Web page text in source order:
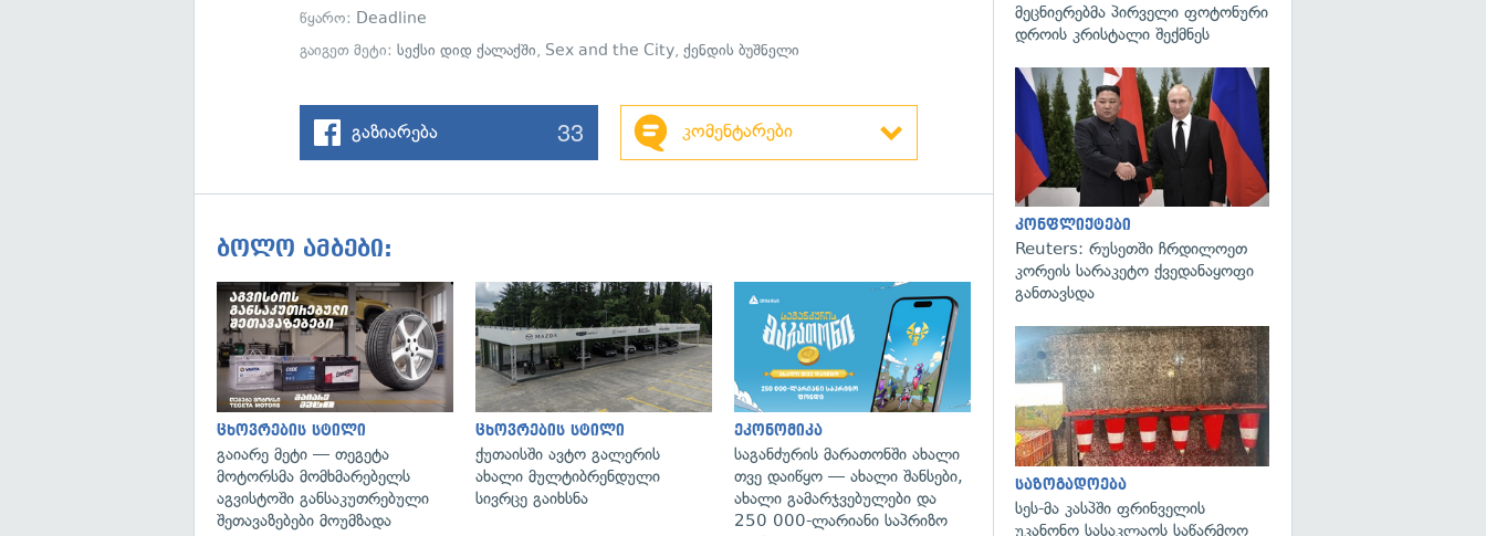
წყარო: Deadline
გაიგეთ მეტი:სექსი დიდ ქალაქში, Sex and the City,ქენდის ბუშნელი
გაზიარება 33 კომენტარები
ბოლო ამბები:
ცხოვრების სტილი
გაიარე მეტი — თეგეტა
მოტორსმა მომხმარებელს
აგვისტოში განსაკუთრებული
შეთავაზებები მოუმზადა
ცხოვრების სტილი
ქუთაისში ავტო გალერის
ახალი მულტიბრენდული
სივრცე გაიხსნა
ეკონომიკა
საგანძურის მარათონში ახალი
თვე დაიწყო — ახალი შანსები,
ახალი გამარჯვებულები და
250 000-ლარიანი საპრიზო
მეცნიერებმა პირველი ფოტონური
დროის კრისტალი შექმნეს
კონფლიქტები
Reuters: რუსეთში ჩრდილოეთ
კორეის სარაკეტო ქვედანაყოფი
განთავსდა
საზოგადოება
სეს-მა კასპში ფრინველის
უკანონო სასაკლაოს საწარმოო